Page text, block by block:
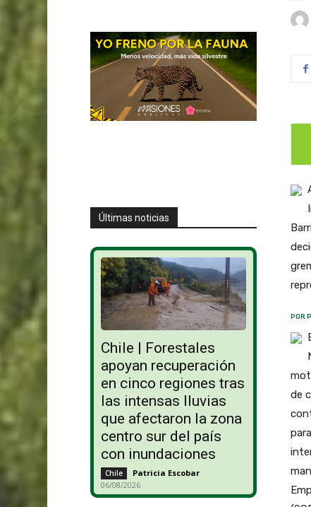
Últimas noticias
Chile | Forestales
apoyan recuperación
en cinco regiones tras
las intensas lluvias
que afectaron la zona
centro sur del país
con inundaciones
Chile Patricia Escobar -
06/08/2026
POR
de